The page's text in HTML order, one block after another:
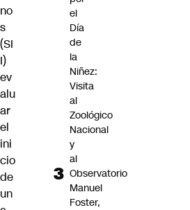
no
s
(SI
I)
ev
alu
ar
el
ini
cio
de
un
el
Día
de
la
Niñez:
Visita
al
Zoológico
Nacional
y
al
Observatorio
Manuel
Foster,